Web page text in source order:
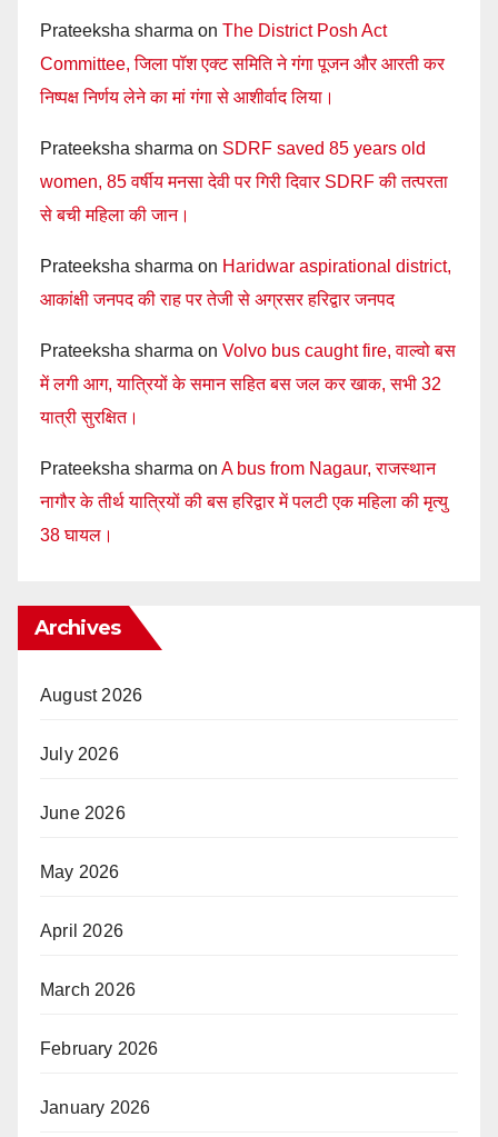
Prateeksha sharma on The District Posh Act
Committee, जिला पॉश एक्ट समिति ने गंगा पूजन और आरती कर
निष्पक्ष निर्णय लेने का मां गंगा से आशीर्वाद लिया।
Prateeksha sharma on SDRF saved 85 years old
women, 85 वर्षीय मनसा देवी पर गिरी दिवार SDRF की तत्परता
से बची महिला की जान।
Prateeksha sharma on Haridwar aspirational district,
आकांक्षी जनपद की राह पर तेजी से अग्रसर हरिद्वार जनपद
Prateeksha sharma on Volvo bus caught fire, वाल्वो बस
में लगी आग, यात्रियों के समान सहित बस जल कर खाक, सभी 32
यात्री सुरक्षित।
Prateeksha sharma on A bus from Nagaur, राजस्थान
नागौर के तीर्थ यात्रियों की बस हरिद्वार में पलटी एक महिला की मृत्यु
38 घायल।
Archives
August 2026
July 2026
June 2026
May 2026
April 2026
March 2026
February 2026
January 2026